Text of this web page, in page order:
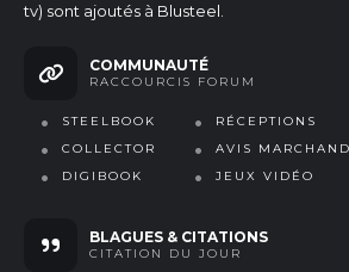
tv) sont ajoutés à Blusteel.
COMMUNAUTÉ
RACCOURCIS FORUM
STEELBOOK
COLLECTOR
DIGIBOOK
RÉCEPTIONS
AVIS
JEUX VIDÉO
BLAGUES & CITATIONS
CITATION DU JOUR